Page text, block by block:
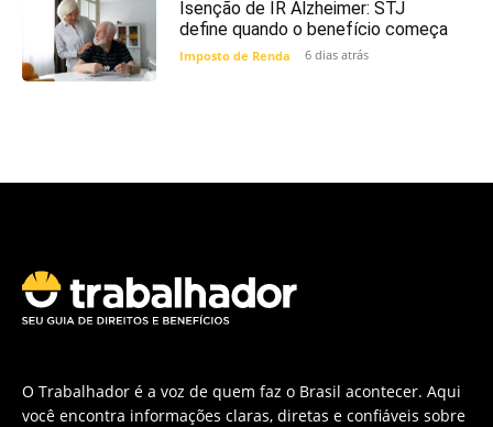
Isenção de IR Alzheimer: STJ
define quando o benefício começa
Imposto de Renda 6 dias atrás
O Trabalhador é a voz de quem faz o Brasil acontecer. Aqui
você encontra informações claras, diretas e confiáveis sobre